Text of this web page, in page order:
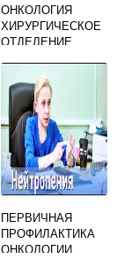
ОНКОЛОГИЯ
ХИРУРГИЧЕСКОЕ
ОТДЕЛЕНИЕ
ПЕРВИЧНАЯ
ПРОФИЛАКТИКА
ОНКОЛОГИИ